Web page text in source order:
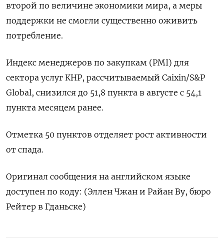
второй по величине экономики мира, а меры
поддержки не смогли существенно оживить
потребление.
Индекс менеджеров по закупкам (PMI) для
сектора услуг КНР, рассчитываемый Caixin/S&P
Global, снизился до 51,8 пункта в августе с 54,1
пункта месяцем ранее.
Отметка 50 пунктов отделяет рост активности
от спада.
Оригинал сообщения на английском языке
доступен по коду: (Эллен Чжан и Райан Ву, бюро
Рейтер в Гданьске)